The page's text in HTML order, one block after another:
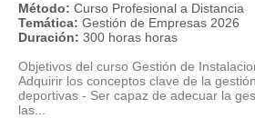
Método: Curso Profesional a Distancia
Temática: Gestión de Empresas 2026
Duración: 300 horas horas
Objetivos del curso Gestión de
Adquirir los conceptos clave de la
deportivas - Ser capaz de adecuar la
las...